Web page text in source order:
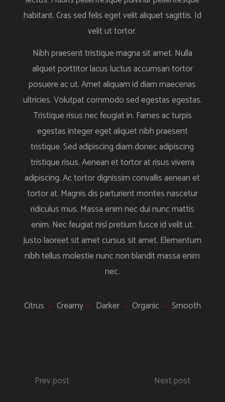
habitant. Cras sed felis eget velit aliquet sagittis. Id
velit ut tortor.
Nibh praesent tristique magna sit amet. Nulla
aliquet porttitor lacus luctus accumsan tortor
posuere ac ut. Amet aliquam id diam maecenas
ultricies. Volutpat commodo sed egestas egestas.
Tristique risus nec feugiat in. Fames ac turpis
egestas integer eget aliquet nibh praesent
tristique. Sed adipiscing diam donec adipiscing
tristique risus. Aenean et tortor at risus viverra
adipiscing. Ac tortor dignissim convallis aenean et
tortor at. Magnis dis parturient montes nascetur
ridiculus mus. Massa enim nec dui nunc mattis
enim. Nec feugiat nisl pretium fusce id velit ut.
Justo laoreet sit amet cursus sit amet. Elementum
nibh tellus molestie nunc non blandit massa enim
nec.
Citrus Creamy Darker Organic Smooth
Prev post Next post